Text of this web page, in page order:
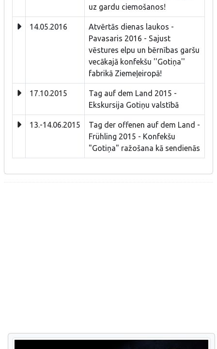
uz gardu ciemošanos!
14.05.2016
Atvērtās dienas laukos -
Pavasaris 2016 - Sajust
vēstures elpu un bērnības garšu
vecākajā konfekšu ''Gotiņa''
fabrikā Ziemeļeiropā!
17.10.2015
Tag auf dem Land 2015 -
Ekskursija Gotiņu valstībā
13.-14.06.2015
Tag der offenen auf dem Land -
Frühling 2015 - Konfekšu
"Gotiņa" ražošana kā sendienās